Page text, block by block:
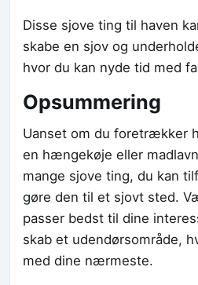
Disse sjove ting til haven
skabe en sjov og
hvor du kan nyde tid med
Opsummering
Uanset om du foretrækker
en hængekøje eller
mange sjove ting, du kan
gøre den til et sjovt sted.
passer bedst til dine
skab et udendørsområde,
med dine nærmeste.